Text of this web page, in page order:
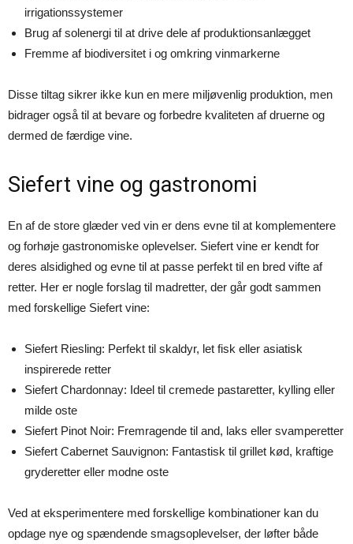
irrigationssystemer
Brug af solenergi til at drive dele af produktionsanlægget
Fremme af biodiversitet i og omkring vinmarkerne
Disse tiltag sikrer ikke kun en mere miljøvenlig produktion, men
bidrager også til at bevare og forbedre kvaliteten af druerne og
dermed de færdige vine.
Siefert vine og gastronomi
En af de store glæder ved vin er dens evne til at komplementere
og forhøje gastronomiske oplevelser. Siefert vine er kendt for
deres alsidighed og evne til at passe perfekt til en bred vifte af
retter. Her er nogle forslag til madretter, der går godt sammen
med forskellige Siefert vine:
Siefert Riesling: Perfekt til skaldyr, let fisk eller asiatisk
inspirerede retter
Siefert Chardonnay: Ideel til cremede pastaretter, kylling eller
milde oste
Siefert Pinot Noir: Fremragende til and, laks eller svamperetter
Siefert Cabernet Sauvignon: Fantastisk til grillet kød, kraftige
gryderetter eller modne oste
Ved at eksperimentere med forskellige kombinationer kan du
opdage nye og spændende smagsoplevelser, der løfter både